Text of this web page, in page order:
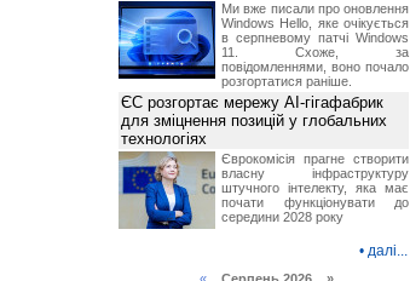
Ми вже писали про оновлення
Windows Hello, яке очікується
в серпневому патчі Windows
11. Схоже, за
повідомленнями, воно почало
розгортатися раніше.
ЄС розгортає мережу AI-гігафабрик
для зміцнення позицій у глобальних
технологіях
Єврокомісія прагне створити
власну інфраструктуру
штучного інтелекту, яка має
почати функціонувати до
середини 2028 року
• далі...